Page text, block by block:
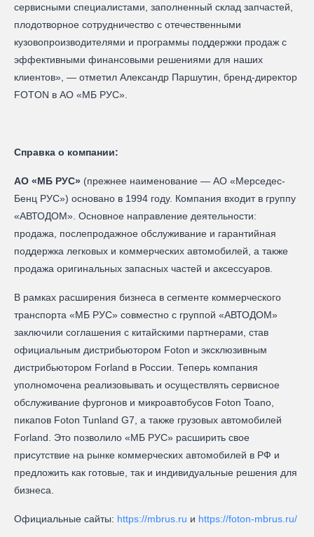
сервисными специалистами, заполненный склад запчастей,
плодотворное сотрудничество с отечественными
кузовопроизводителями и программы поддержки продаж с
эффективными финансовыми решениями для наших
клиентов», — отметил Александр Паршутин, бренд-директор
FOTON в АО «МБ РУС».
Справка о компании:
АО «МБ РУС» (прежнее наименование — AO «Мерседес-
Бенц PУC») основано в 1994 году. Компания входит в группу
«АВТОДОМ». Основное направление деятельности:
продажа, послепродажное обслуживание и гарантийная
поддержка легковых и коммерческих автомобилей, а также
продажа оригинальных запасных частей и аксессуаров.
В рамках расширения бизнеса в сегменте коммерческого
транспорта «МБ РУС» совместно с группой «АВТОДОМ»
заключили соглашения с китайскими партнерами, став
официальным дистрибьютором Foton и эксклюзивным
дистрибьютором Forland в России. Теперь компания
уполномочена реализовывать и осуществлять сервисное
обслуживание фургонов и микроавтобусов Foton Toano,
пикапов Foton Tunland G7, а также грузовых автомобилей
Forland. Это позволило «МБ РУС» расширить свое
присутствие на рынке коммерческих автомобилей в РФ и
предложить как готовые, так и индивидуальные решения для
бизнеса.
Официальные сайты: https://mbrus.ru и https://foton-mbrus.ru/